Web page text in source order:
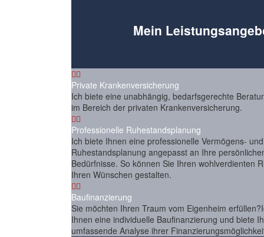
Mein

Private Krankenversicherung
Ich biete eine unabhängig, bedarfsgerechte
im Bereich der privaten Krankenversicherung.

Professionelle Ruhestandsplanung
Ich biete Ihnen eine professionelle Vermögens- und
Ruhestandsplanung angepasst an Ihre
Bedürfnisse. So können Sie Ihren wohlverdienten
Ihren Wünschen gestalten.

Baufinanzierung
Sie möchten Ihren Traum vom Eigenheim
Ihnen eine individuelle Baufinanzierung und biete
umfassende Analyse ihrer